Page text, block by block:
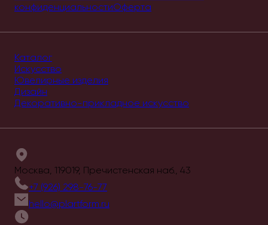
конфиденциальностиОферта
Каталог
Искусство
Ювелирные изделия
Дизайн
Декоративно-прикладное искусство
Москва, 119019, Пречистенская наб., 43
+7 (926) 298-76-77
hello@plartform.ru